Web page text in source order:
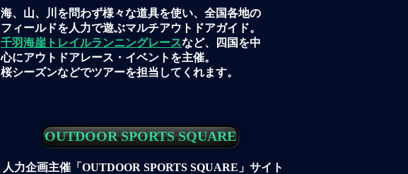
海、山、川を問わず様々な道具を使い、全国各地の
フィールドを人力で遊ぶマルチアウトドアガイド。
千羽海崖トレイルランニングレースなど、四国を中
心にアウトドアレース・イベントを主催。
​桜シーズンなどでツアーを担当してくれます。
OUTDOOR SPORTS SQUARE
人力企画主催「OUTDOOR SPORTS SQUARE」サイト